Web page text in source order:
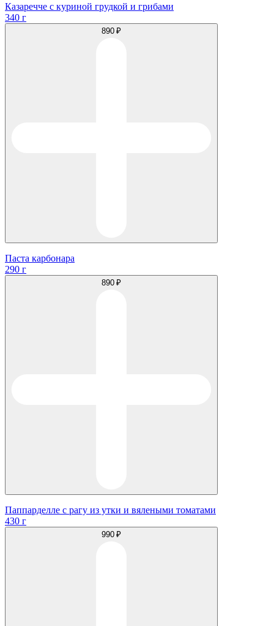
Казаречче с куриной грудкой и грибами
340 г
890 ₽
Паста карбонара
290 г
890 ₽
Паппарделле с рагу из утки и вялеными томатами
430 г
990 ₽